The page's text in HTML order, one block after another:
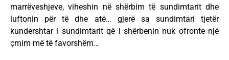
marrëveshjeve, viheshin në shërbim të sundimtarit dhe
luftonin për të dhe atë… gjerë sa sundimtari tjetër
kundershtar i sundimtarit që i shërbenin nuk ofronte një
çmim më të favorshëm…